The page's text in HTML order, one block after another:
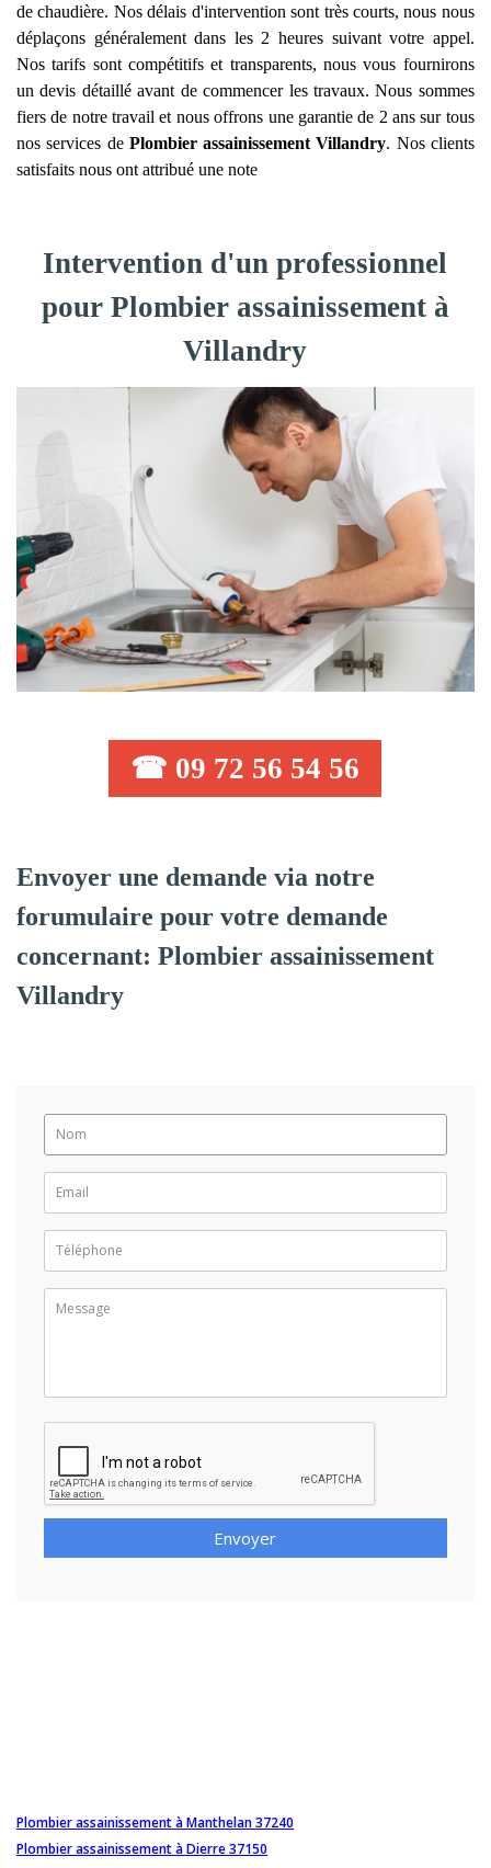
de chaudière. Nos délais d'intervention sont très courts, nous nous
déplaçons généralement dans les 2 heures suivant votre appel.
Nos tarifs sont compétitifs et transparents, nous vous fournirons
un devis détaillé avant de commencer les travaux. Nous sommes
fiers de notre travail et nous offrons une garantie de 2 ans sur tous
nos services de Plombier assainissement Villandry. Nos clients
satisfaits nous ont attribué une note
Intervention d'un professionnel
pour Plombier assainissement à
Villandry
☎ 09 72 56 54 56
Envoyer une demande via notre
forumulaire pour votre demande
concernant: Plombier assainissement
Villandry
Envoyer
Plombier assainissement à Manthelan 37240
Plombier assainissement à Dierre 37150